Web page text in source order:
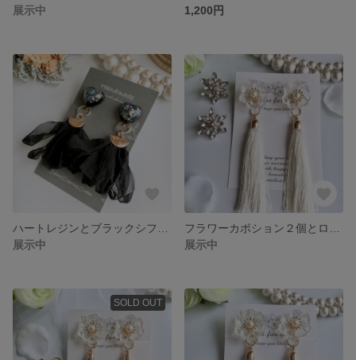
展示中
1,200円
展示中
展示中
SOLD OUT